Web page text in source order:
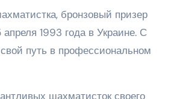
бронзовый призер
1993 года в Украине. С
путь в профессиональном
шахматисток своего